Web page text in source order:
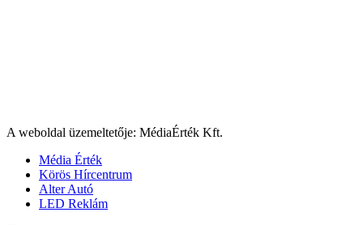
A weboldal üzemeltetője: MédiaÉrték Kft.
Média Érték
Körös Hírcentrum
Alter Autó
LED Reklám